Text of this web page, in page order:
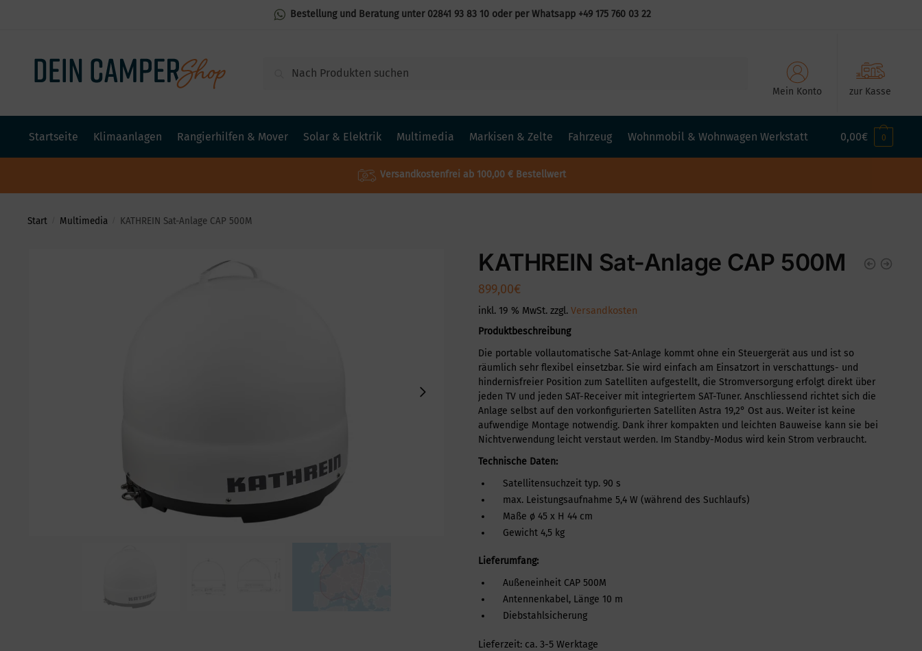
Bestellung und Beratung unter 02841 93 83 10oder per Whatsapp +49 175 760 03 22
Suchen
Mein Konto zur Kasse
Startseite Klimaanlagen Rangierhilfen & Mover Solar & Elektrik Multimedia Markisen & Zelte Fahrzeug Wohnmobil & Wohnwagen Werkstatt 0,00€ 0
Versandkostenfrei ab 100,00 € Bestellwert
Start Multimedia KATHREIN Sat-Anlage CAP 500M
KATHREIN Sat-Anlage CAP 500M
899,00€
inkl. 19 % MwSt. zzgl.Versandkosten
Produktbeschreibung
Die portable vollautomatische Sat-Anlage kommt ohne ein Steuergerät aus und ist so
räumlich sehr flexibel einsetzbar. Sie wird einfach am Einsatzort in verschattungs- und
hindernisfreier Position zum Satelliten aufgestellt, die Stromversorgung erfolgt direkt über
jeden TV und jeden SAT-Receiver mit integriertem SAT-Tuner. Anschliessend richtet sich die
Anlage selbst auf den vorkonfigurierten Satelliten Astra 19,2° Ost aus. Weiter ist keine
aufwendige Montage notwendig. Dank ihrer kompakten und leichten Bauweise kann sie bei
Nichtverwendung leicht verstaut werden. Im Standby-Modus wird kein Strom verbraucht.
Technische Daten:
Satellitensuchzeit typ. 90 s
max. Leistungsaufnahme 5,4 W (während des Suchlaufs)
Maße ø 45 x H 44 cm
Gewicht 4,5 kg
Lieferumfang:
Außeneinheit CAP 500M
Antennenkabel, Länge 10 m
Diebstahlsicherung
Lieferzeit: ca. 3-5 Werktage